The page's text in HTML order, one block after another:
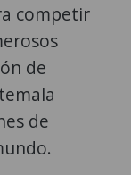
competir
de
de